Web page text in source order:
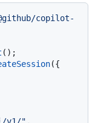
copilot-
({